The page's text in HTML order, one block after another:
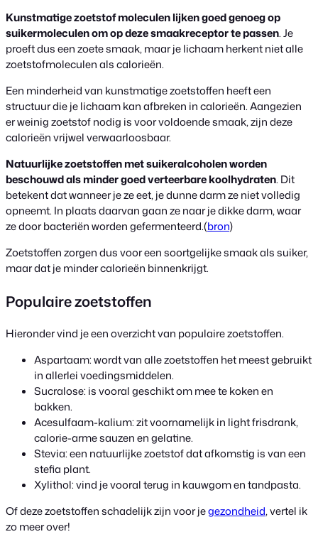
Kunstmatige zoetstof moleculen lijken goed genoeg op
suikermoleculen om op deze smaakreceptor te passen. Je
proeft dus een zoete smaak, maar je lichaam herkent niet alle
zoetstofmoleculen als calorieën.
Een minderheid van kunstmatige zoetstoffen heeft een
structuur die je lichaam kan afbreken in calorieën. Aangezien
er weinig zoetstof nodig is voor voldoende smaak, zijn deze
calorieën vrijwel verwaarloosbaar.
Natuurlijke zoetstoffen met suikeralcoholen worden
beschouwd als minder goed verteerbare koolhydraten. Dit
betekent dat wanneer je ze eet, je dunne darm ze niet volledig
opneemt. In plaats daarvan gaan ze naar je dikke darm, waar
ze door bacteriën worden gefermenteerd.(bron)
Zoetstoffen zorgen dus voor een soortgelijke smaak als suiker,
maar dat je minder calorieën binnenkrijgt.
Populaire zoetstoffen
Hieronder vind je een overzicht van populaire zoetstoffen.
Aspartaam: wordt van alle zoetstoffen het meest gebruikt
in allerlei voedingsmiddelen.
Sucralose: is vooral geschikt om mee te koken en
bakken.
Acesulfaam-kalium: zit voornamelijk in light frisdrank,
calorie-arme sauzen en gelatine.
Stevia: een natuurlijke zoetstof dat afkomstig is van een
stefia plant.
Xylithol: vind je vooral terug in kauwgom en tandpasta.
Of deze zoetstoffen schadelijk zijn voor jegezondheid, vertel ik
zo meer over!